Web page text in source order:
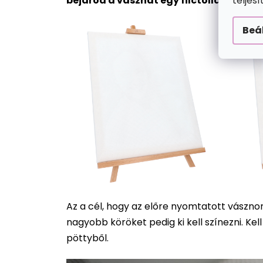
Az a cél, hogy az előre nyomtatott
nagyobb köröket pedig ki kell színezni.
pöttyből.